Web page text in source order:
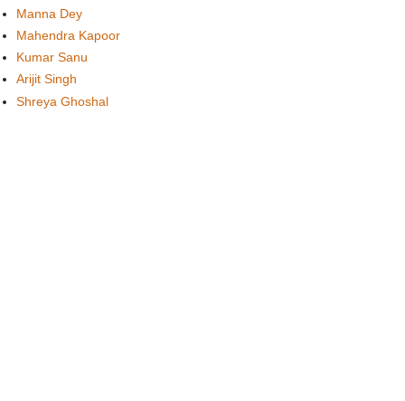
Manna Dey
Mahendra Kapoor
Kumar Sanu
Arijit Singh
Shreya Ghoshal